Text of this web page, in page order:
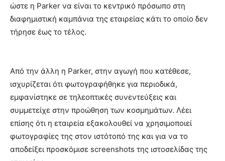
ώστε η Parker να είναι το κεντρικό πρόσωπο στη
διαφημιστική καμπάνια της εταιρείας κάτι το οποίο δεν
τήρησε έως το τέλος.
Από την άλλη η Parker, στην αγωγή που κατέθεσε,
ισχυρίζεται ότι φωτογραφήθηκε για περιοδικά,
εμφανίστηκε σε τηλεοπτικές συνεντεύξεις και
συμμετείχε στην προώθηση των κοσμημάτων. Λέει
επίσης ότι η εταιρεία εξακολουθεί να χρησιμοποιεί
φωτογραφίες της στον ιστότοπό της και για να το
αποδείξει προσκόμισε screenshots της ιστοσελίδας της